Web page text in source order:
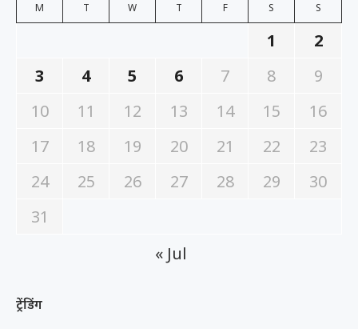
M T W T F S S
1
2
3
4 5 6 7 8
9
10
11 12 13 14 15
16
17
18 19 20 21 22
23
24
25 26 27 28 29
30
31
« Jul
ट्रेंडिंग